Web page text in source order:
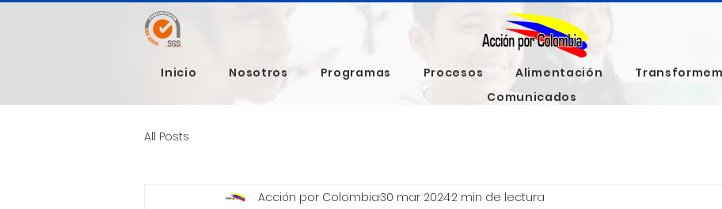
Inicio Nosotros Programas Procesos Alimentación
Comunicados
All Posts
Acción por Colombia30 mar 20242 min de lectura